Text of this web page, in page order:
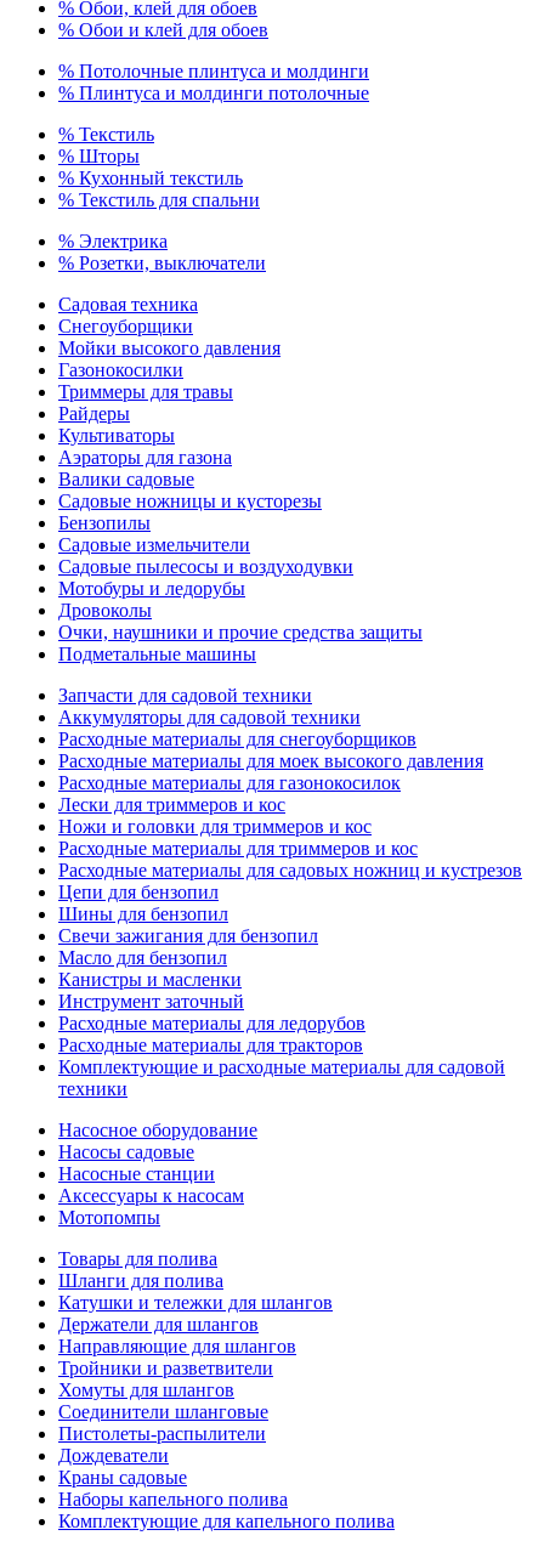
% Обои, клей для обоев
% Обои и клей для обоев
% Потолочные плинтуса и молдинги
% Плинтуса и молдинги потолочные
% Текстиль
% Шторы
% Кухонный текстиль
% Текстиль для спальни
% Электрика
% Розетки, выключатели
Садовая техника
Снегоуборщики
Мойки высокого давления
Газонокосилки
Триммеры для травы
Райдеры
Культиваторы
Аэраторы для газона
Валики садовые
Садовые ножницы и кусторезы
Бензопилы
Садовые измельчители
Садовые пылесосы и воздуходувки
Мотобуры и ледорубы
Дровоколы
Очки, наушники и прочие средства защиты
Подметальные машины
Запчасти для садовой техники
Аккумуляторы для садовой техники
Расходные материалы для снегоуборщиков
Расходные материалы для моек высокого давления
Расходные материалы для газонокосилок
Лески для триммеров и кос
Ножи и головки для триммеров и кос
Расходные материалы для триммеров и кос
Расходные материалы для садовых ножниц и кустрезов
Цепи для бензопил
Шины для бензопил
Свечи зажигания для бензопил
Масло для бензопил
Канистры и масленки
Инструмент заточный
Расходные материалы для ледорубов
Расходные материалы для тракторов
Комплектующие и расходные материалы для садовой
техники
Насосное оборудование
Насосы садовые
Насосные станции
Аксессуары к насосам
Мотопомпы
Товары для полива
Шланги для полива
Катушки и тележки для шлангов
Держатели для шлангов
Направляющие для шлангов
Тройники и разветвители
Хомуты для шлангов
Соединители шланговые
Пистолеты-распылители
Дождеватели
Краны садовые
Наборы капельного полива
Комплектующие для капельного полива